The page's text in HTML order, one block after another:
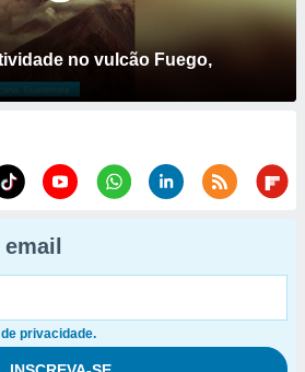
no vulcão Fuego,
privacidade.